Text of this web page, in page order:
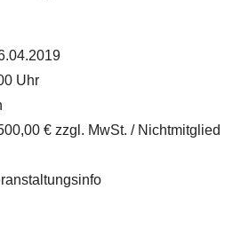
Uhr
€ zzgl. MwSt. / Nichtmitglied